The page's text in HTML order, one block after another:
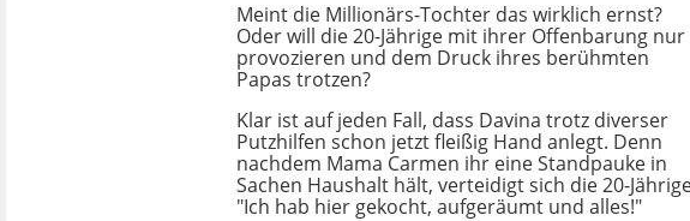
Meint die Millionärs-Tochter das wirklich ernst?
Oder will die 20-Jährige mit ihrer Offenbarung nur
provozieren und dem Druck ihres berühmten
Papas trotzen?
Klar ist auf jeden Fall, dass Davina trotz diverser
Putzhilfen schon jetzt fleißig Hand anlegt. Denn
nachdem Mama Carmen ihr eine Standpauke in
Sachen Haushalt hält, verteidigt sich die 20-
"Ich hab hier gekocht, aufgeräumt und alles!"